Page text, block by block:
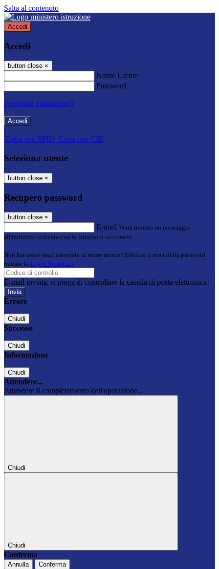
Salta al contenuto
Accedi
Accedi
button close ×
Nome Utente
Password
Password dimenticata?
-
Entra con SPID Entra con CIE
Seleziona utente
button close ×
Recupero password
button close ×
E-mail Verrà inviato un messaggio
all'indirizzo indicato con le istruzioni necessarie.
Non hai una e-mail associata al nome utente? Effettua il reset della password
tramite la Login Spaggiari
E-mail inviata, si prega di controllare la casella di posta elettronica!
Errore
Chiudi
Successo
Chiudi
Informazione
Chiudi
Attendere...
Attendere il completamento dell'operazione...
Chiudi
Chiudi
Conferma
Annulla Conferma